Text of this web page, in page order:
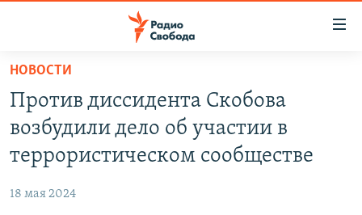
упрощенного
доступа
Вернуться
основному
Вернутся
ПОДКАСТЫ
АВТОРСКИЕ ПРОЕКТЫ
МНЕНИЯ
НОВОСТИ
Против диссидента Скобова
возбудили дело об участии в
террористическом сообществе
18 мая 2024